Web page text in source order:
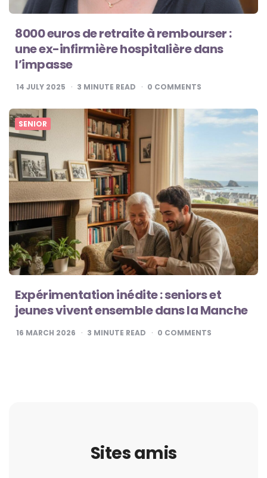
8000 euros de retraite à rembourser :
une ex-infirmière hospitalière dans
l’impasse
14 JULY 2025 3 MINUTE READ 0 COMMENTS
SENIOR
Expérimentation inédite : seniors et
jeunes vivent ensemble dans la Manche
16 MARCH 2026 3 MINUTE READ 0 COMMENTS
Sites amis